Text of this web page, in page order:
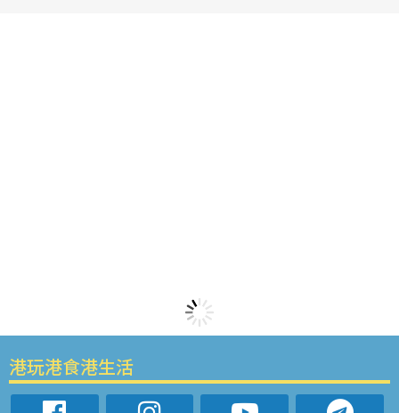
港玩港食港生活